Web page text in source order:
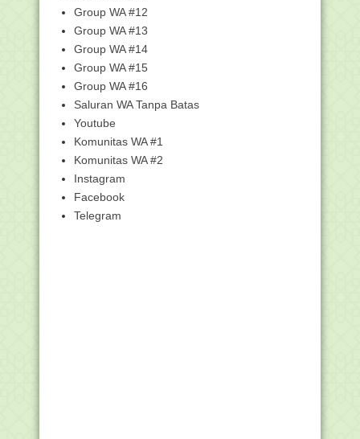
Edukasi Kemendi...
Menag Yaqut Kutuk Keras Pengeboman
di Depan Gereja...
Madrasah Multilingual Segera Dibangun
di Soppeng
Persiapan Pendataan Asesmen
Nasional (AN) Tahun 2021
Ini Empat Fokus Kemenag Wujudkan
Madrasah Hebat Be...
Beredar SK Madrasah Program
Pembangunan RKB, Kemen...
Ditjen Pendis Lakukan Penilaian Angka
Kredit bagi ...
Group WA #12
Group WA #13
Group WA #14
Group WA #15
Group WA #16
Saluran WA Tanpa Batas
Youtube
Komunitas WA #1
Komunitas WA #2
Instagram
Facebook
Telegram